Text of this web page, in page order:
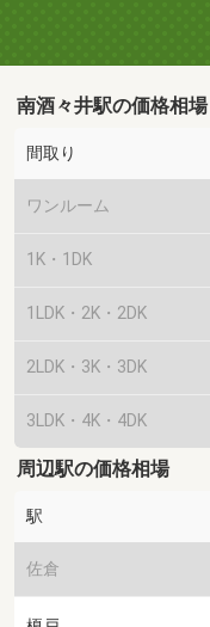
南酒々井駅の価格相場
間取り
ワンルーム
1K・1DK
1LDK・2K・2DK
2LDK・3K・3DK
3LDK・4K・4DK
周辺駅の価格相場
駅
佐倉